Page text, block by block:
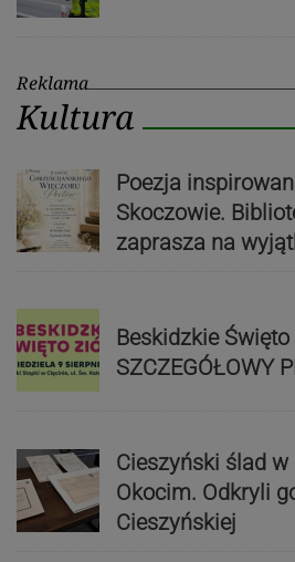
Reklama
Kultura
Poezja
Skoczowie.
zaprasza na
Beskidzkie Święto
SZCZEGÓŁOWY
Cieszyński ślad
Okocim. Odkryli
Cieszyńskiej